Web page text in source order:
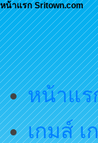
หน้าแรก Sritown.com
หน้าแร
เกมส์ เ